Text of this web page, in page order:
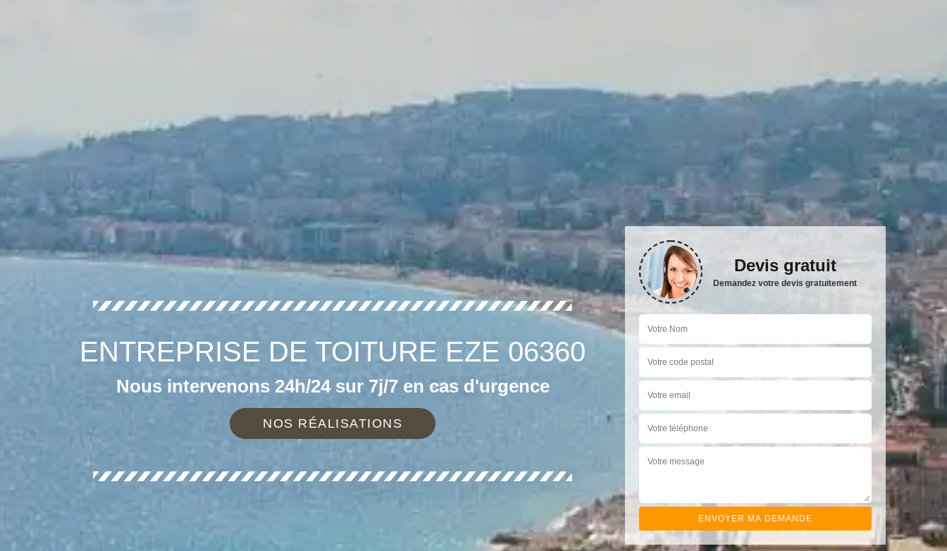
ENTREPRISE DE TOITURE EZE 06360
Nous intervenons 24h/24 sur 7j/7 en cas d'urgence
NOS RÉALISATIONS
Devis gratuit
Demandez votre devis gratuitement